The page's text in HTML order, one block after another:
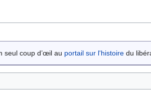
seul coup d’œil au portail sur l'histoire du